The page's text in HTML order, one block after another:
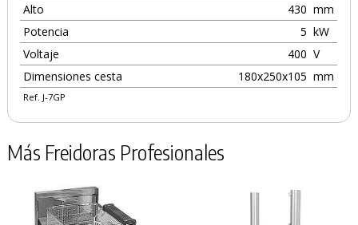
Alto
430 mm
Potencia
5 kW
Voltaje
400 V
Dimensiones cesta
180x250x105 mm
Ref. J-7GP
Más Freidoras Profesionales